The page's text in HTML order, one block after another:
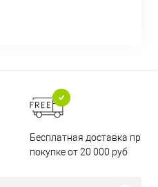
Бесплатная доставка при
покупке от 20 000 руб